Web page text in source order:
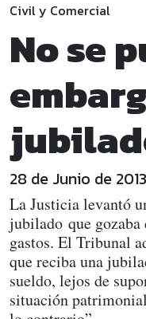
Civil y Comercial
No se
28 de Junio de 2013
La Justicia levantó
jubilado que
gastos. El Tribunal
que reciba una
sueldo, lejos de
situación